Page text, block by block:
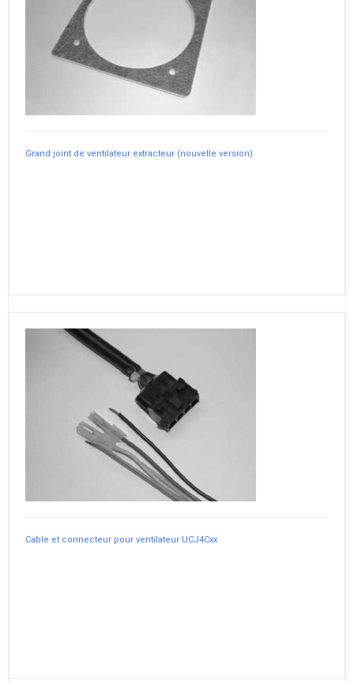
Grand joint de ventilateur extracteur (nouvelle version)
Cable et connecteur pour ventilateur UCJ4Cxx